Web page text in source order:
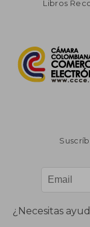
Libros
¿Necesitas